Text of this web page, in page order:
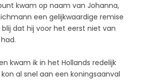
kwam op naam van Johanna,
een gelijkwaardige remise
blij dat hij voor het eerst niet van
kwam ik in het Hollands redelijk
al snel aan een koningsaanval